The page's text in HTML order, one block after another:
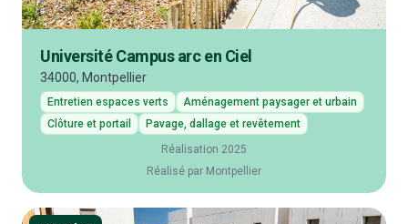
Université Campus arc en Ciel
34000, Montpellier
Entretien espaces verts
Aménagement paysager et urbain
Clôture et portail
Pavage, dallage et revêtement
Réalisation 2025
Réalisé par Montpellier